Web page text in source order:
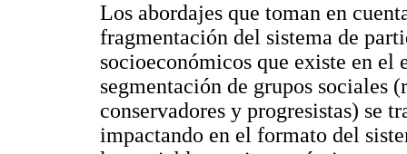
Los abordajes que toman en
fragmentación del sistema de
socioeconómicos que existe en el
segmentación de grupos sociales
conservadores y progresistas) se
impactando en el formato del